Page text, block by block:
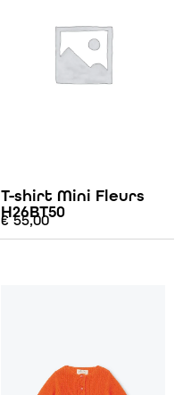
T-shirt Mini Fleurs
H26BT50
€55,00